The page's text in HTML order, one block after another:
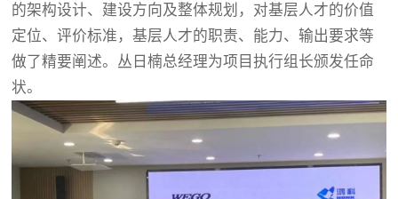
的架构设计、建设方向及整体规划，对基层人才的价值
定位、评价标准，基层人才的职责、能力、输出要求等
做了精要阐述。丛日楠总经理为项目执行组长颁发任命
状。